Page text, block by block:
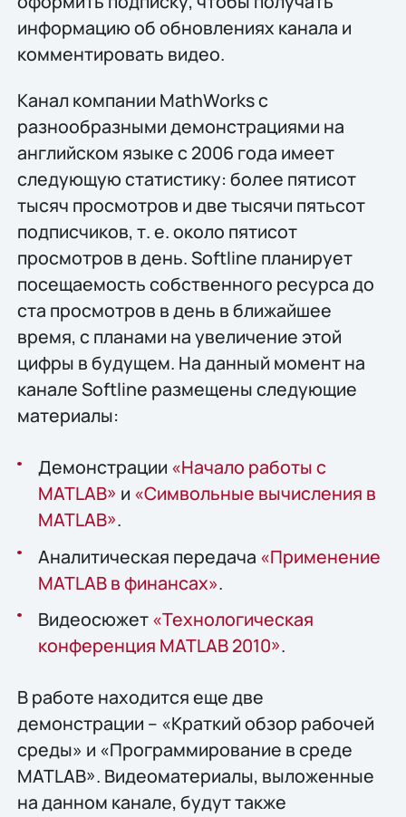
информацию об обновлениях канала и
комментировать видео.
Канал компании MathWorks с
разнообразными демонстрациями на
английском языке с 2006 года имеет
следующую статистику: более пятисот
тысяч просмотров и две тысячи пятьсот
подписчиков, т. е. около пятисот
просмотров в день. Softline планирует
посещаемость собственного ресурса до
ста просмотров в день в ближайшее
время, с планами на увеличение этой
цифры в будущем. На данный момент на
канале Softline размещены следующие
материалы:
Демонстрации «Начало работы с
MATLAB» и «Символьные вычисления в
MATLAB».
Аналитическая передача «Применение
MATLAB в финансах».
Видеосюжет«Технологическая
конференция MATLAB 2010».
В работе находится еще две
демонстрации – «Краткий обзор рабочей
среды» и «Программирование в среде
MATLAB». Видеоматериалы, выложенные
на данном канале, будут также